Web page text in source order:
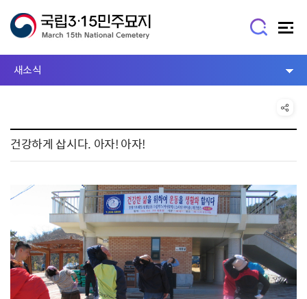
새소식
건강하게 삽시다. 아자! 아자!